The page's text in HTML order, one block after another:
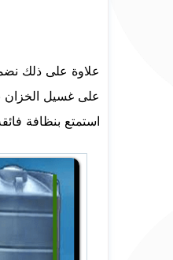
علاوة على ذلك
على غسيل الخزان
استمتع بنظافة